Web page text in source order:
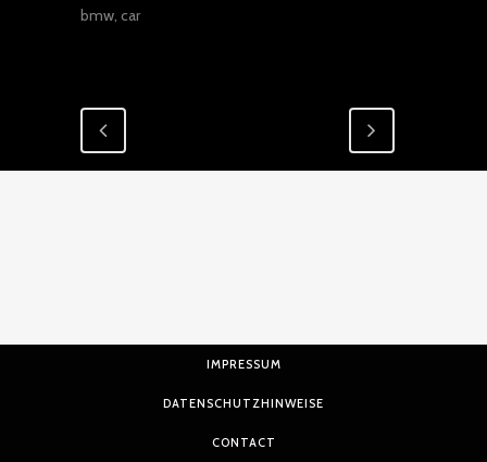
bmw, car
IMPRESSUM
DATENSCHUTZHINWEISE
CONTACT